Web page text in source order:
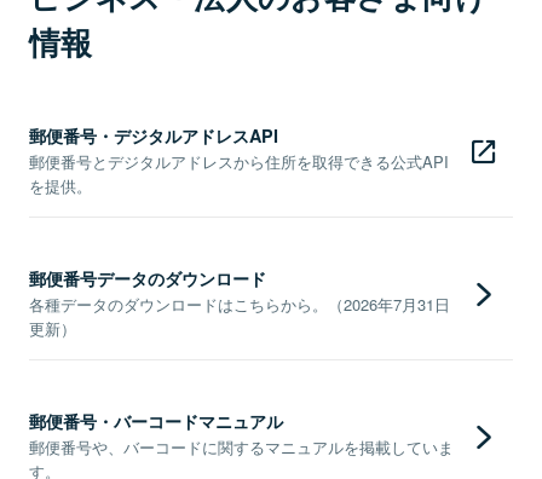
情報
郵便番号・デジタルアドレスAPI
郵便番号とデジタルアドレスから住所を取得できる公式API
を提供。
郵便番号データのダウンロード
各種データのダウンロードはこちらから。（2026年7月31日
更新）
郵便番号・バーコードマニュアル
郵便番号や、バーコードに関するマニュアルを掲載していま
す。